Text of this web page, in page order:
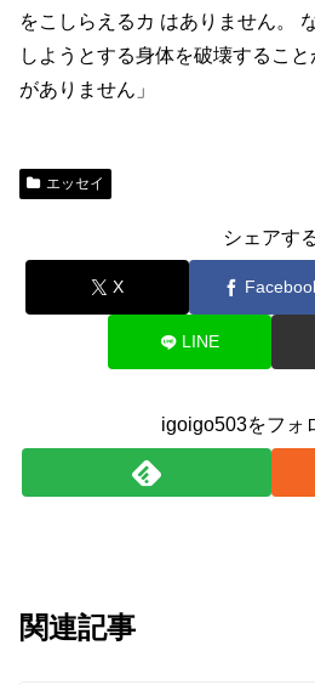
をこしらえるカ はありません。
しようとする身体を破壊するこ
がありません」
エッセイ
シェアす
X
LINE
igoigo503をフォ
関連記事